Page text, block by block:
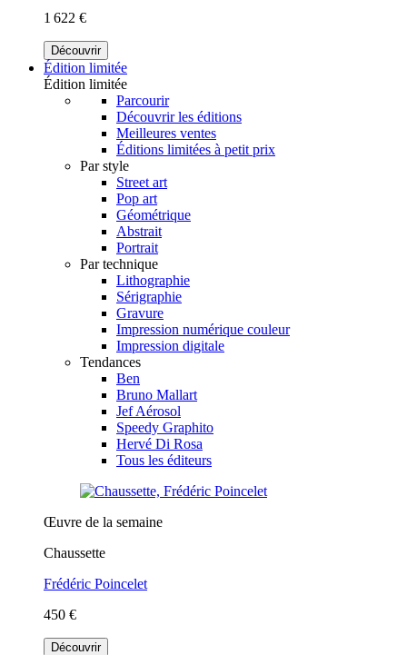
1 622 €
Découvrir
Édition limitée
Édition limitée
Parcourir
Découvrir les éditions
Meilleures ventes
Éditions limitées à petit prix
Par style
Street art
Pop art
Géométrique
Abstrait
Portrait
Par technique
Lithographie
Sérigraphie
Gravure
Impression numérique couleur
Impression digitale
Tendances
Ben
Bruno Mallart
Jef Aérosol
Speedy Graphito
Hervé Di Rosa
Tous les éditeurs
Œuvre de la semaine
Chaussette
Frédéric Poincelet
450 €
Découvrir